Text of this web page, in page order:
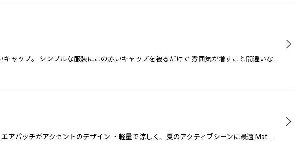
ャップ。 シンプルな服装にこの赤いキャップを被るだけで 雰囲気が増すこと間違いな
アパッチがアクセントのデザイン ・軽量で涼しく、夏のアクティブシーンに最適 Mat…